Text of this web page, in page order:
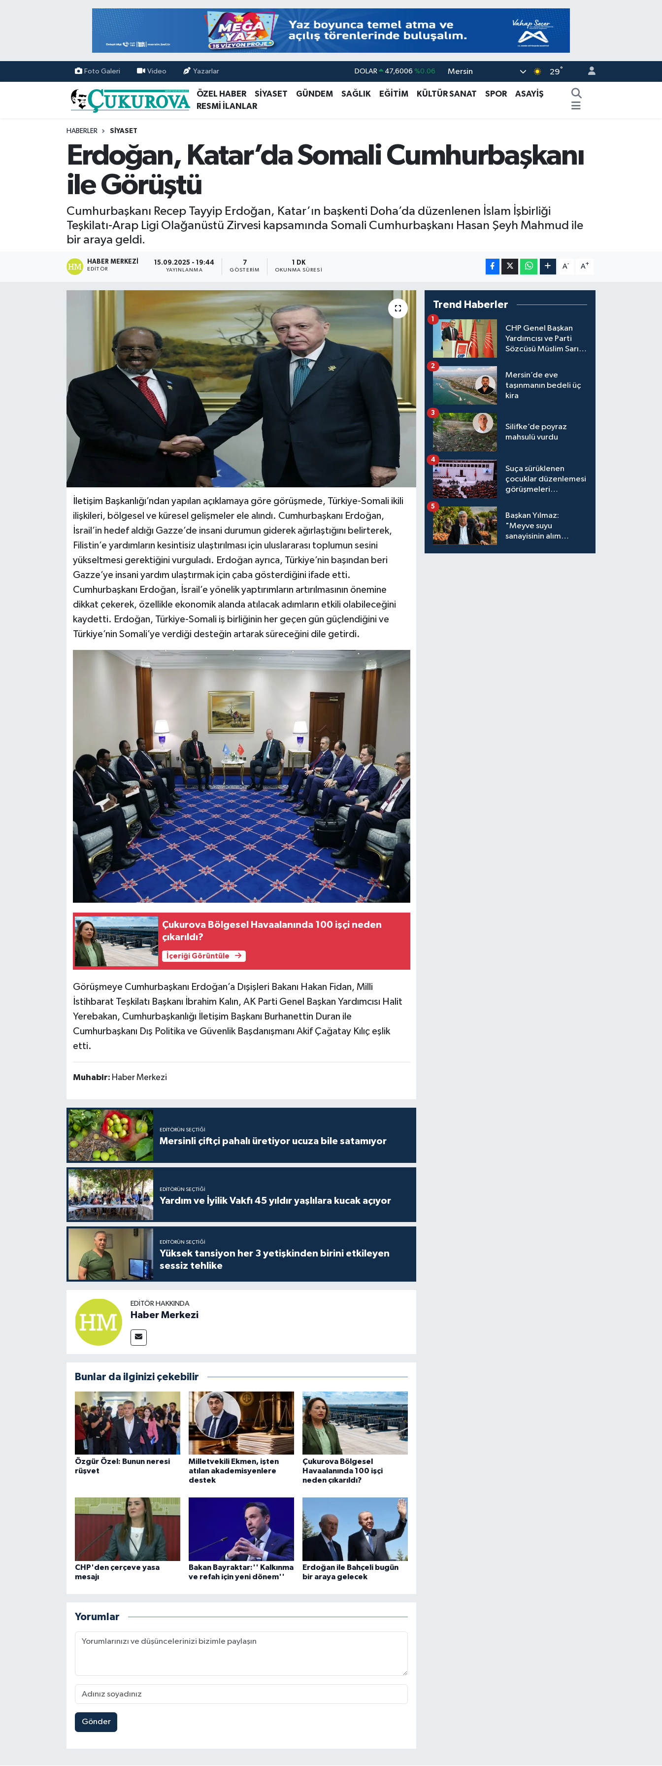
Foto Galeri Video Yazarlar DOLAR 47,6006 %0.06
EURO 55,0250 %0.02
BİST100 13.768
BITCOIN 64.602,05 %0.69
Mersin 29°
ÖZEL HABER SİYASET GÜNDEM SAĞLIK EĞİTİM KÜLTÜR SANAT SPOR
ASAYİŞ
RESMİ İLANLAR
HABERLER SİYASET
Erdoğan, Katar’da Somali Cumhurbaşkanı
ile Görüştü
Cumhurbaşkanı Recep Tayyip Erdoğan, Katar’ın başkenti Doha’da düzenlenen İslam İşbirliği
Teşkilatı-Arap Ligi Olağanüstü Zirvesi kapsamında Somali Cumhurbaşkanı Hasan Şeyh Mahmud ile
bir araya geldi.
HABER MERKEZI
EDITÖR
15.09.2025 - 19:44
YAYINLANMA
7
GÖSTERIM
1 DK
OKUNMA SÜRESI
A- A+
İletişim Başkanlığı’ndan yapılan açıklamaya göre görüşmede, Türkiye-Somali ikili
ilişkileri, bölgesel ve küresel gelişmeler ele alındı. Cumhurbaşkanı Erdoğan,
İsrail’in hedef aldığı Gazze’de insani durumun giderek ağırlaştığını belirterek,
Filistin’e yardımların kesintisiz ulaştırılması için uluslararası toplumun sesini
yükseltmesi gerektiğini vurguladı. Erdoğan ayrıca, Türkiye’nin başından beri
Gazze’ye insani yardım ulaştırmak için çaba gösterdiğini ifade etti.
Cumhurbaşkanı Erdoğan, İsrail’e yönelik yaptırımların artırılmasının önemine
dikkat çekerek, özellikle ekonomik alanda atılacak adımların etkili olabileceğini
kaydetti. Erdoğan, Türkiye-Somali iş birliğinin her geçen gün güçlendiğini ve
Türkiye’nin Somali’ye verdiği desteğin artarak süreceğini dile getirdi.
Çukurova Bölgesel Havaalanında 100 işçi neden
çıkarıldı?
İçeriği Görüntüle
Görüşmeye Cumhurbaşkanı Erdoğan’a Dışişleri Bakanı Hakan Fidan, Milli
İstihbarat Teşkilatı Başkanı İbrahim Kalın, AK Parti Genel Başkan Yardımcısı Halit
Yerebakan, Cumhurbaşkanlığı İletişim Başkanı Burhanettin Duran ile
Cumhurbaşkanı Dış Politika ve Güvenlik Başdanışmanı Akif Çağatay Kılıç eşlik
etti.
Muhabir: Haber Merkezi
EDITÖRÜN SEÇTIĞI
Mersinli çiftçi pahalı üretiyor ucuza bile satamıyor
EDITÖRÜN SEÇTIĞI
Yardım ve İyilik Vakfı 45 yıldır yaşlılara kucak açıyor
EDITÖRÜN SEÇTIĞI
Yüksek tansiyon her 3 yetişkinden birini etkileyen
sessiz tehlike
EDITÖR HAKKINDA
Haber Merkezi
Bunlar da ilginizi çekebilir
Özgür Özel: Bunun neresi
rüşvet
Milletvekili Ekmen, işten
atılan akademisyenlere
destek
Çukurova Bölgesel
Havaalanında 100 işçi
neden çıkarıldı?
CHP'den çerçeve yasa
mesajı
Bakan Bayraktar:'' Kalkınma
ve refah için yeni dönem''
Erdoğan ile Bahçeli bugün
bir araya gelecek
Yorumlar
Gönder
Trend Haberler
CHP Genel Başkan
Yardımcısı ve Parti
Sözcüsü Müslim Sarı,
1
Mersin’de eve
taşınmanın bedeli üç
kira
2
Silifke’de poyraz
mahsulü vurdu
3
Suça sürüklenen
çocuklar düzenlemesi
görüşmeleri
4
Başkan Yılmaz:
"Meyve suyu
sanayisinin alım
5
Mersin Nöbetçi Eczaneler
Mersin Hava Durumu
Mersin Namaz Vakitleri
Mersin Trafik Yoğunluk Haritası
Tüm Manşetler
Son Dakika Haberleri
Haber Arşivi